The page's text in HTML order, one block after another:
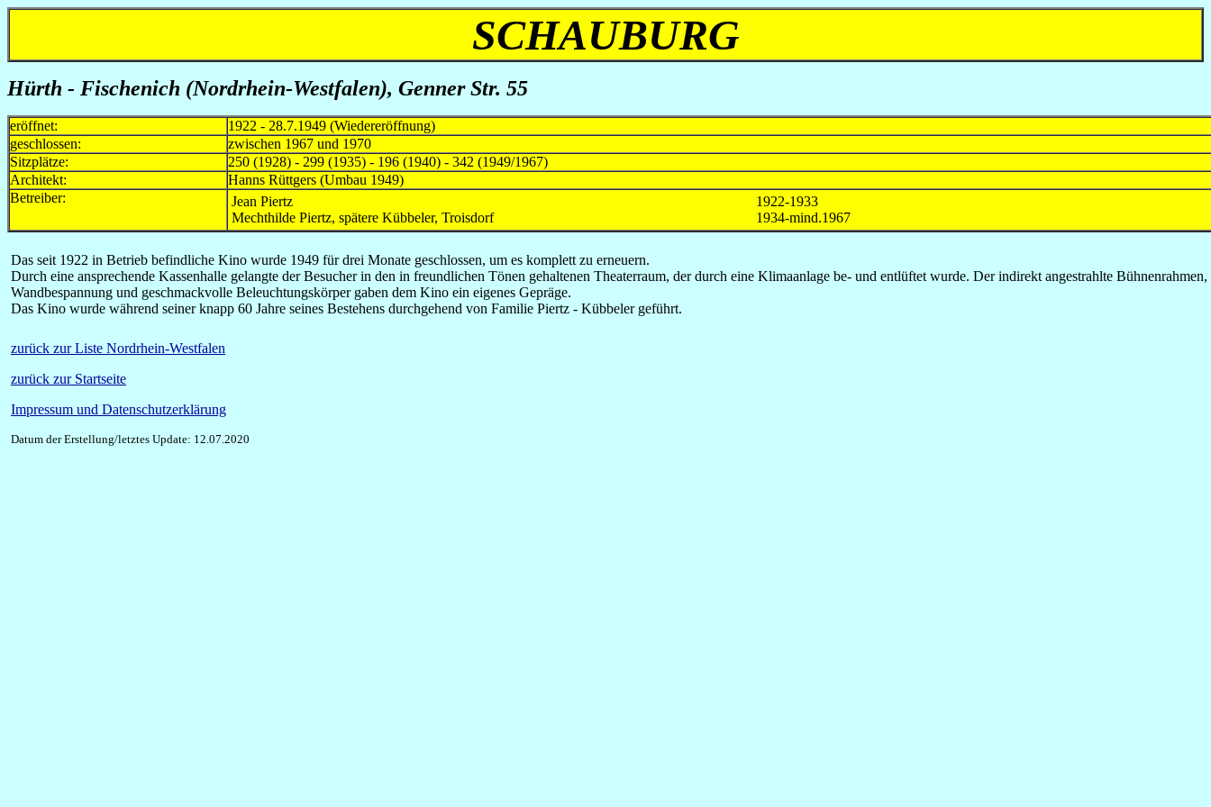
SCHAUBURG
Hürth - Fischenich (Nordrhein-Westfalen), Genner Str. 55
eröffnet:
1922 - 28.7.1949 (Wiedereröffnung)
geschlossen:
zwischen 1967 und 1970
Sitzplätze:
250 (1928) - 299 (1935) - 196 (1940) - 342 (1949/1967)
Architekt:
Hanns Rüttgers (Umbau 1949)
Betreiber:
Jean Piertz
Mechthilde Piertz, spätere Kübbeler, Troisdorf
1922-1933
1934-mind.1967
Das seit 1922 in Betrieb befindliche Kino wurde 1949 für drei Monate geschlossen, um es komplett zu erneuern.
Durch eine ansprechende Kassenhalle gelangte der Besucher in den in freundlichen Tönen gehaltenen Theaterraum, der durch eine Klimaanlage be- und entlüftet wurde. Der indirekt angestrahlte
Wandbespannung und geschmackvolle Beleuchtungskörper gaben dem Kino ein eigenes Gepräge.
Das Kino wurde während seiner knapp 60 Jahre seines Bestehens durchgehend von Familie Piertz - Kübbeler geführt.
zurück zur Liste Nordrhein-Westfalen
zurück zur Startseite
Impressum und Datenschutzerklärung
Datum der Erstellung/letztes Update: 12.07.2020